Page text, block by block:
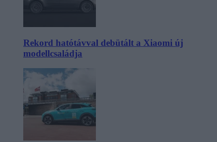
Rekord hatótávval debütált a Xiaomi új
modellcsaládja